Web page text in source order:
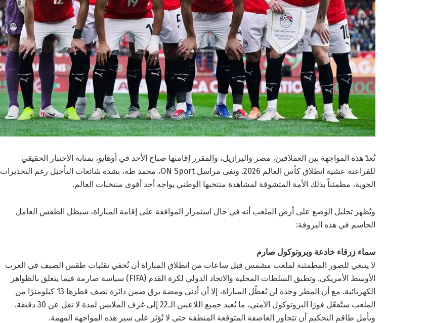
تُعدّ هذه المواجهة بين العملاقين، مصر والبرازيل، والمقرر إقامتها صباح الأحد في أوهايو، بمثابة الاختبار الحقيقي
للفراعنة عشية انطلاق كأس العالم 2026. ونفى مراسل ON Sport، محمد طه، بشدة شائعات التأجيل رغم التحذيرات
الجوية، مطمئناً بذلك الأمة المتشوقة لمشاهدة منتخبها الوطني يواجه أحد أقوى منتخبات العالم.
ويُظهر تحليل الوضع على أرض الملعب أنه في حال استمرار الموافقة على إقامة المباراة، سيظل الطقس العامل
الحاسم في هذه البروفة:
سماء زرقاء خادعة وبروتوكول صارم
لا ينبغي للصور المطمئنة لملعب مشمس قبل ساعات من انطلاق المباراة أن تُخفي تقلبات طقس الصيف في الغرب
الأوسط الأمريكي. وتطبق السلطات المحلية والاتحاد الدولي لكرة القدم (FIFA) سياسة صارمة فيما يتعلق بالظواهر
الكهربائية. مع أن المطر وحده لن يُعطّل المباراة، إلا أن أدنى ومضة برق ضمن دائرة نصف قطرها 13 كيلومترًا من
الملعب ستُفعّل فورًا البروتوكول الأمني، ما يُعيد جميع اللاعبين الـ22 إلى غرف الملابس لمدة لا تقل عن 30 دقيقة.
ويأمل طاقم التحكيم أن تتجاوز العاصفة المتوقعة المنطقة حتى لا تُؤثر على سير هذه المواجهة المهمة.